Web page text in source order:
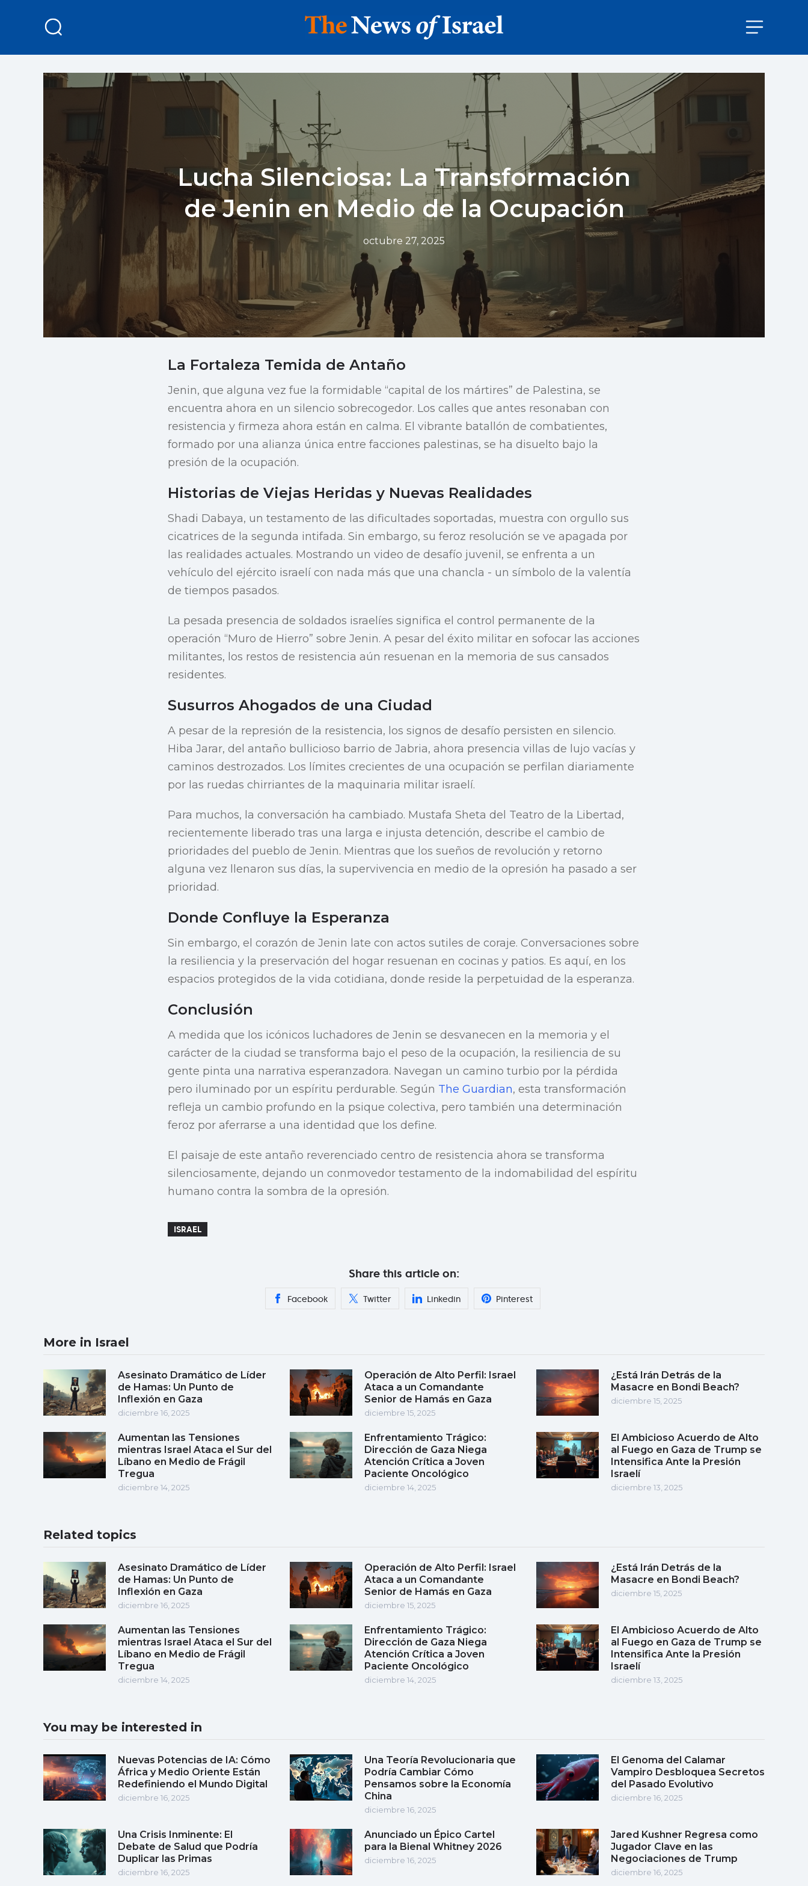
Lucha Silenciosa: La Transformación
de Jenin en Medio de la Ocupación
octubre 27, 2025
La Fortaleza Temida de Antaño
Jenin, que alguna vez fue la formidable “capital de los mártires” de Palestina, se
encuentra ahora en un silencio sobrecogedor. Los calles que antes resonaban con
resistencia y firmeza ahora están en calma. El vibrante batallón de combatientes,
formado por una alianza única entre facciones palestinas, se ha disuelto bajo la
presión de la ocupación.
Historias de Viejas Heridas y Nuevas Realidades
Shadi Dabaya, un testamento de las dificultades soportadas, muestra con orgullo sus
cicatrices de la segunda intifada. Sin embargo, su feroz resolución se ve apagada por
las realidades actuales. Mostrando un video de desafío juvenil, se enfrenta a un
vehículo del ejército israelí con nada más que una chancla - un símbolo de la valentía
de tiempos pasados.
La pesada presencia de soldados israelíes significa el control permanente de la
operación “Muro de Hierro” sobre Jenin. A pesar del éxito militar en sofocar las acciones
militantes, los restos de resistencia aún resuenan en la memoria de sus cansados
residentes.
Susurros Ahogados de una Ciudad
A pesar de la represión de la resistencia, los signos de desafío persisten en silencio.
Hiba Jarar, del antaño bullicioso barrio de Jabria, ahora presencia villas de lujo vacías y
caminos destrozados. Los límites crecientes de una ocupación se perfilan diariamente
por las ruedas chirriantes de la maquinaria militar israelí.
Para muchos, la conversación ha cambiado. Mustafa Sheta del Teatro de la Libertad,
recientemente liberado tras una larga e injusta detención, describe el cambio de
prioridades del pueblo de Jenin. Mientras que los sueños de revolución y retorno
alguna vez llenaron sus días, la supervivencia en medio de la opresión ha pasado a ser
prioridad.
Donde Confluye la Esperanza
Sin embargo, el corazón de Jenin late con actos sutiles de coraje. Conversaciones sobre
la resiliencia y la preservación del hogar resuenan en cocinas y patios. Es aquí, en los
espacios protegidos de la vida cotidiana, donde reside la perpetuidad de la esperanza.
Conclusión
A medida que los icónicos luchadores de Jenin se desvanecen en la memoria y el
carácter de la ciudad se transforma bajo el peso de la ocupación, la resiliencia de su
gente pinta una narrativa esperanzadora. Navegan un camino turbio por la pérdida
pero iluminado por un espíritu perdurable. Según The Guardian, esta transformación
refleja un cambio profundo en la psique colectiva, pero también una determinación
feroz por aferrarse a una identidad que los define.
El paisaje de este antaño reverenciado centro de resistencia ahora se transforma
silenciosamente, dejando un conmovedor testamento de la indomabilidad del espíritu
humano contra la sombra de la opresión.
ISRAEL
Share this article on:
Facebook Twitter Linkedin Pinterest
More in Israel
Asesinato Dramático de Líder
de Hamas: Un Punto de
Inflexión en Gaza
diciembre 16, 2025
Operación de Alto Perfil: Israel
Ataca a un Comandante
Senior de Hamás en Gaza
diciembre 15, 2025
¿Está Irán Detrás de la
Masacre en Bondi Beach?
diciembre 15, 2025
Aumentan las Tensiones
mientras Israel Ataca el Sur del
Líbano en Medio de Frágil
Tregua
diciembre 14, 2025
Enfrentamiento Trágico:
Dirección de Gaza Niega
Atención Crítica a Joven
Paciente Oncológico
diciembre 14, 2025
El Ambicioso Acuerdo de Alto
al Fuego en Gaza de Trump se
Intensifica Ante la Presión
Israelí
diciembre 13, 2025
Related topics
Asesinato Dramático de Líder
de Hamas: Un Punto de
Inflexión en Gaza
diciembre 16, 2025
Operación de Alto Perfil: Israel
Ataca a un Comandante
Senior de Hamás en Gaza
diciembre 15, 2025
¿Está Irán Detrás de la
Masacre en Bondi Beach?
diciembre 15, 2025
Aumentan las Tensiones
mientras Israel Ataca el Sur del
Líbano en Medio de Frágil
Tregua
diciembre 14, 2025
Enfrentamiento Trágico:
Dirección de Gaza Niega
Atención Crítica a Joven
Paciente Oncológico
diciembre 14, 2025
El Ambicioso Acuerdo de Alto
al Fuego en Gaza de Trump se
Intensifica Ante la Presión
Israelí
diciembre 13, 2025
You may be interested in
Nuevas Potencias de IA: Cómo
África y Medio Oriente Están
Redefiniendo el Mundo Digital
diciembre 16, 2025
Una Teoría Revolucionaria que
Podría Cambiar Cómo
Pensamos sobre la Economía
China
diciembre 16, 2025
El Genoma del Calamar
Vampiro Desbloquea Secretos
del Pasado Evolutivo
diciembre 16, 2025
Una Crisis Inminente: El
Debate de Salud que Podría
Duplicar las Primas
diciembre 16, 2025
Anunciado un Épico Cartel
para la Bienal Whitney 2026
diciembre 16, 2025
Jared Kushner Regresa como
Jugador Clave en las
Negociaciones de Trump
diciembre 16, 2025